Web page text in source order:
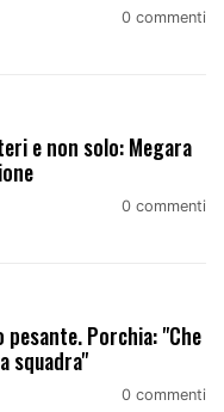
0 commenti
e non solo: Megara
0 commenti
pesante. Porchia: "Che
squadra"
0 commenti